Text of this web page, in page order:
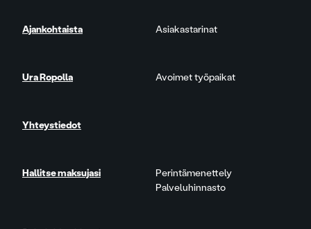
Ajankohtaista Asiakastarinat
Ura Ropolla Avoimet työpaikat
Yhteystiedot
Hallitse maksujasi
Perintämenettely
Palveluhinnasto